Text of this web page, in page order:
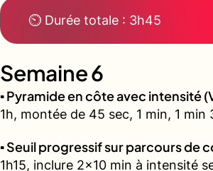
⏲ Durée totale : 3h45
Semaine 6
▪️ Pyramide en côte avec intensité
1h, montée de 45 sec, 1 min, 1
▪️ Seuil progressif sur parcours de
1h15, inclure 2x10 min à intensité